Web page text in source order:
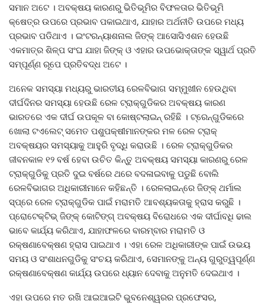
ସମାନ ଅଟେ । ଅବକ୍ଷୟ କାରଣରୁ ଭିତିଭୂମିର ବିଫଳତାର ଭିତିଭୂମି
କ୍ଷେତ୍ର ଉପରେ ପ୍ରଭାବ ପକାଇଥାଏ, ଯାହାର ଅର୍ଥନୀତି ଉପରେ ମଧ୍ୟ
ପ୍ରଭାବ ପଡିଥାଏ । ଇଂଟରନ୍ୟାଶନାଲ ଜିଙ୍କ୍ ଆସୋସିଏଶନ ହେଉଛି
ଏକମାତ୍ର ଶିଳ୍ପ ସଂଘ ଯାହା ଜିଙ୍କ୍ ଓ ଏହାର ଉପଭୋକ୍ତାଙ୍କ ସ୍ୱାର୍ଥ ପ୍ରତି
ସମ୍ପୂର୍ଣ୍ଣ ରୂପେ ପ୍ରତିବଦ୍ଧ ଅଟେ ।
ଅନେକ ସମସ୍ୟା ମଧ୍ୟରୁ ଭାରତୀୟ ରେଳବିଭାଗ ସମ୍ମୁଖୀନ ହେଉଥିବା
ଦୀର୍ଘଦିନର ସମସ୍ୟା ହେଉଛି ରେଳ ଟ୍ରାକ୍‌ଗୁଡିକର ଅବକ୍ଷୟ କାରଣ
ଭାରତରେ ଏକ ଦୀର୍ଘ ଉପକୂଳ ବା କୋଷ୍ଟଲାଇନ୍ ରହିଛି । ଟ୍ରେନ୍‌ଗୁଡିକରେ
ଖୋଲା ଟଏଲେଟ୍ ସମେତ ପଶୁପକ୍ଷୀମାନଙ୍କର ମଳ ରେଳ ଟ୍ରାକ୍
ଅବକ୍ଷୟର ସମସ୍ୟାକୁ ଆହୁରି ବୃଦ୍ଧି କରାଉଛି । ରେଳ ଟ୍ରାକ୍‌ଗୁଡିକର
ଜୀବନକାଳ ୧୨ ବର୍ଷ ହେବା ଉଚିତ କିନ୍ତୁ ଅବକ୍ଷୟ ସମସ୍ୟା କାରଣରୁ ରେଳ
ଟ୍ରାକ୍‌ଗୁଡିକୁ ପ୍ରତି ଦୁଇ ବର୍ଷରେ ଥରେ ବଦଳାଇବାକୁ ପଡୁଛି ବୋଲି
ରେଳବିଭାଗର ଅଧିକାରୀମାନେ କହିଛନ୍ତି । ରେଳଲାଇନ୍‌ରେ ଜିଙ୍କ୍ ଥର୍ମାଲ
ସ୍ପ୍ରେ ରେଳ ଟ୍ରାକ୍‌ଗୁଡିକ ପାଇଁ ମରାମତି ଆବଶ୍ୟକତାକୁ ହ୍ରାସ କରୁଛି ।
ପ୍ରୋଟେକ୍ଟିଭ୍ ଜିଙ୍କ୍ କୋଟିଙ୍ଗ୍ ଅବକ୍ଷୟ ବିରୋଧରେ ଏକ ଦୀର୍ଘାବଧି ଢାଲ
ଭାବେ କାର୍ଯ୍ୟ କରିଥାଏ, ଯାହାଫଳରେ ବାରମ୍ବାର ମରାମତି ଓ
ରକ୍ଷଣାବେକ୍ଷଣ ହ୍ରାସ ପାଇଥାଏ । ଏହା ରେଳ ଅଧିକାରୀଙ୍କ ପାଇଁ ଉଭୟ
ସମୟ ଓ ସଂଶାଧନଗୁଡିକୁ ସଂଚୟ କରିଥାଏ, ସେମାନଙ୍କୁ ଅନ୍ୟ ଗୁରୁତ୍ୱପୂର୍ଣ୍ଣ
ରକ୍ଷଣାବେକ୍ଷଣ କାର୍ଯ୍ୟ ଉପରେ ଧ୍ୟାନ ଦେବାକୁ ଅନୁମତି ଦେଇଥାଏ ।
ଏହା ଉପରେ ମତ ରଖି ଆଇଆଇଟି ଭୁବନେଶ୍ୱରର ପ୍ରଫେସର,